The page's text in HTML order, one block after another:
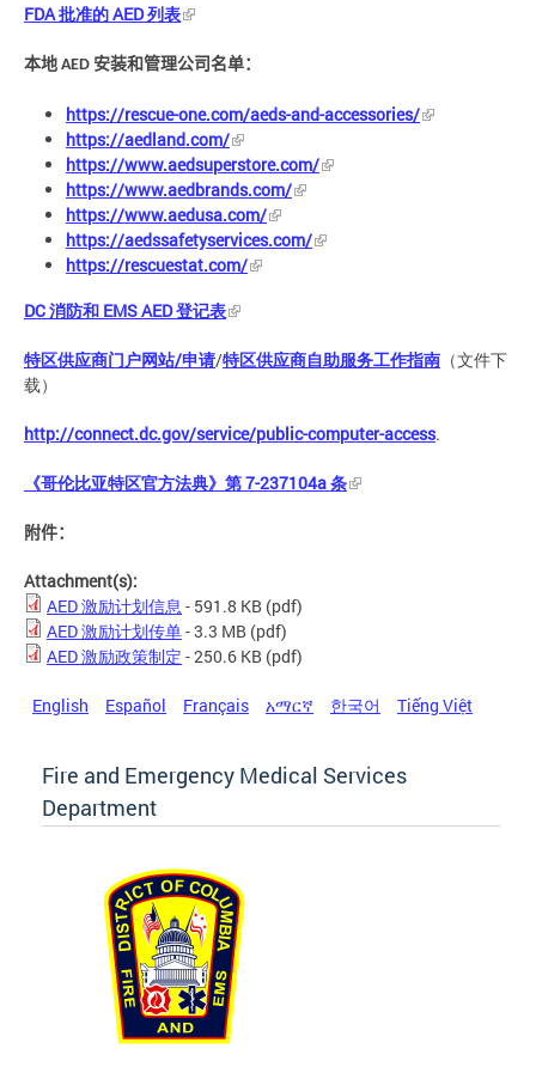
FDA批准的AED列表
本地 AED 安装和管理公司名单：
https://rescue-one.com/aeds-and-accessories/
https://aedland.com/
https://www.aedsuperstore.com/
https://www.aedbrands.com/
https://www.aedusa.com/
https://aedssafetyservices.com/
https://rescuestat.com/
DC消防和 EMS AED登记表
特区供应商门户网站/申请/特区供应商自助服务工作指南 （文件下
载）
http://connect.dc.gov/service/public-computer-access.
《哥伦比亚特区官方法典》第7-237104a条
附件：
Attachment(s):
AED 激励计划信息 - 591.8 KB (pdf)
AED 激励计划传单- 3.3 MB (pdf)
AED 激励政策制定 - 250.6 KB (pdf)
English Español Français አማርኛ 한국어 Tiếng Việt
Fire and Emergency Medical Services
Department